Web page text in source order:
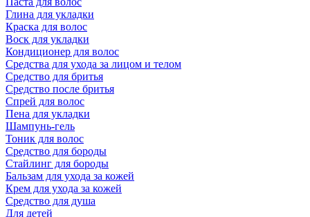
Глина для укладки
Краска для волос
Воск для укладки
Кондиционер для волос
Средства для ухода за лицом и телом
Средство для бритья
Средство после бритья
Спрей для волос
Пена для укладки
Шампунь-гель
Тоник для волос
Средство для бороды
Стайлинг для бороды
Бальзам для ухода за кожей
Крем для ухода за кожей
Средство для душа
Для детей